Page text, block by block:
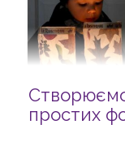
Створюємо
простих